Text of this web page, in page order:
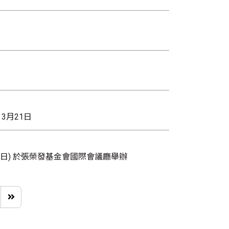
月21日
) 於張榮發基金會國際會議廳舉辦